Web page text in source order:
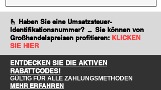
🫰 Haben Sie eine Umsatzsteuer-
Identifikationsnummer? → Sie können von
Großhandelspreisen profitieren: KLICKEN
SIE HIER
ENTDECKEN SIE DIE AKTIVEN
RABATTCODES!
GÜLTIG FÜR ALLE ZAHLUNGSMETHODEN
MEHR ERFAHREN